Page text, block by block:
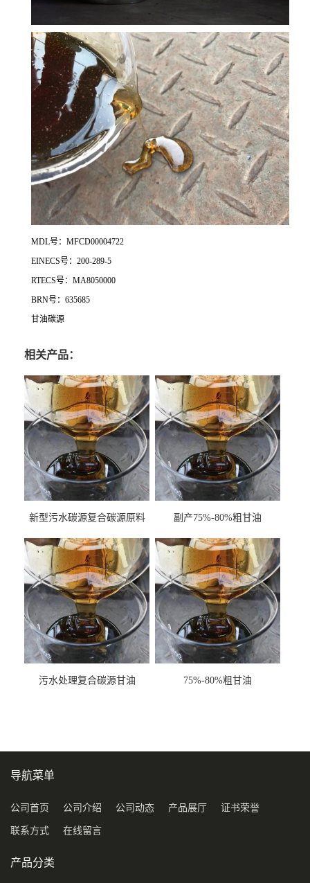
MDL号：MFCD00004722
EINECS号：200-289-5
RTECS号：MA8050000
BRN号：635685
甘油碳源
相关产品：
新型污水碳源复合碳源原料
副产75%-80%粗甘油
污水处理复合碳源甘油
75%-80%粗甘油
导航菜单
公司首页 公司介绍 公司动态 产品展厅 证书荣誉
联系方式 在线留言
产品分类